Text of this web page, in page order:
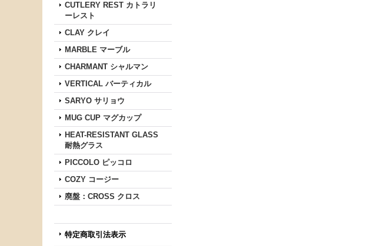
CUTLERY REST カトラリ
ーレスト
CLAY クレイ
MARBLE マーブル
CHARMANT シャルマン
VERTICAL バーティカル
SARYO サリョウ
MUG CUP マグカップ
HEAT-RESISTANT GLASS
耐熱グラス
PICCOLO ピッコロ
COZY コージー
廃盤：CROSS クロス
特定商取引法表示